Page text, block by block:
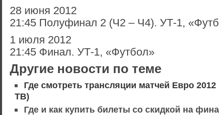
28 июня 2012
21:45 Полуфинал 2 (Ч2 – Ч4). УТ-1,
1 июля 2012
21:45 Финал. УТ-1, «Футбол»
Другие новости по теме
Где смотреть трансляции матчей Евро
ТВ)
Где и как купить билеты со скидкой на